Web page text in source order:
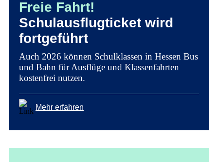
Freie Fahrt!
Schulausflugticket wird
fortgeführt
Auch 2026 können Schulklassen in Hessen Bus
und Bahn für Ausflüge und Klassenfahrten
kostenfrei nutzen.
Mehr erfahren